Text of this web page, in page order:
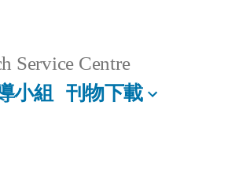
Service Centre
小組 刊物下載